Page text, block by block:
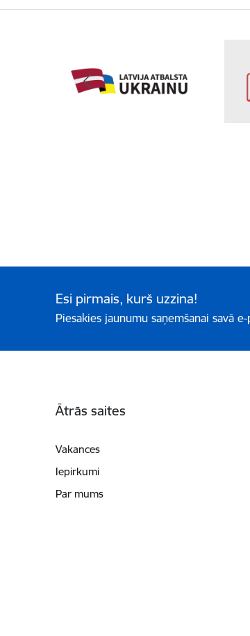
Esi pirmais, kurš uzzina!
Piesakies jaunumu saņemšanai savā e-
Ātrās saites
Vakances
Iepirkumi
Par mums